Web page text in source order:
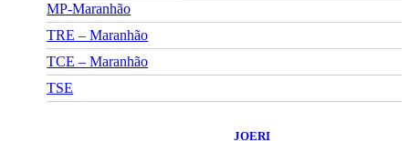
MP-Maranhão
TRE – Maranhão
TCE – Maranhão
TSE
JOERI